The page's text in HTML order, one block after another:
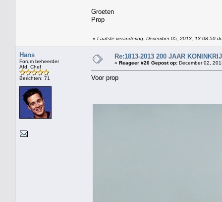
Groeten
Prop
« Laatste verandering: December 05, 2013, 13:08:50
Hans
Forum beheerder
Afd. Chef
Berichten: 71
Re:1813-2013 200 JAAR
« Reageer #20 Gepost op: December 02,
Voor prop